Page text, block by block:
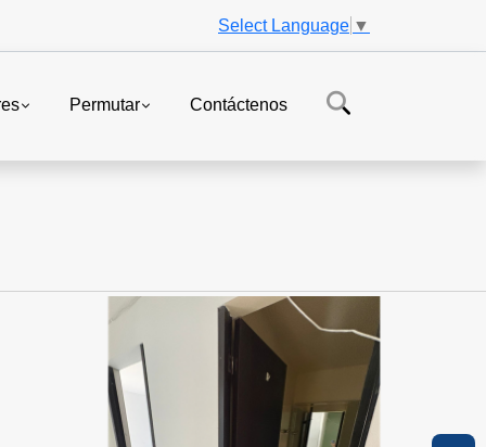
Select Language ▼
Permutar Contáctenos